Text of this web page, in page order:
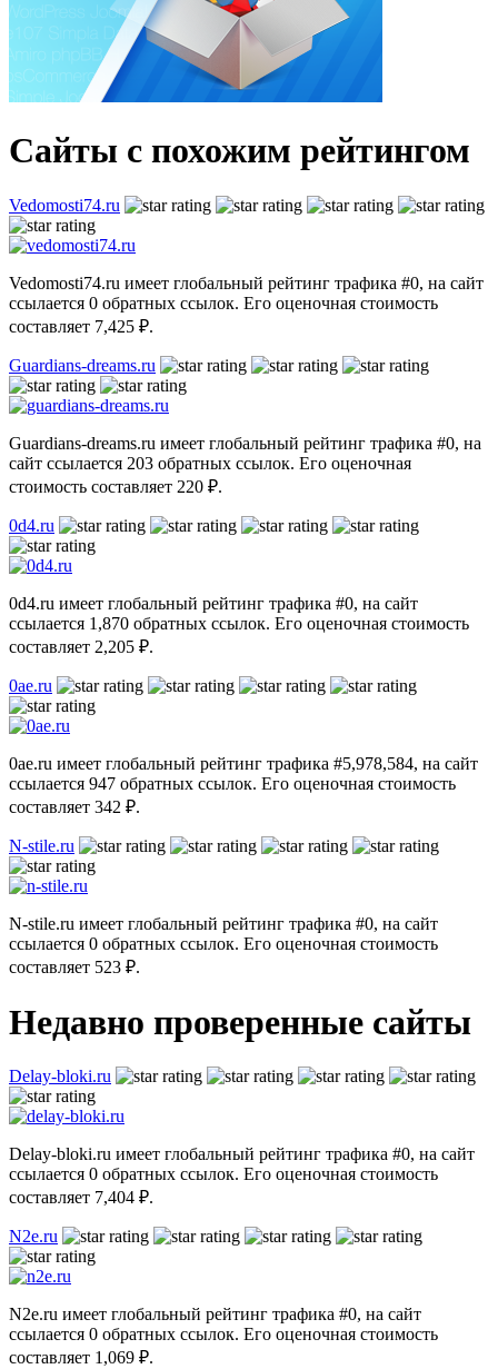
Сайты с похожим рейтингом
Vedomosti74.ru
Vedomosti74.ru имеет глобальный рейтинг трафика #0, на сайт
ссылается 0 обратных ссылок. Его оценочная стоимость
составляет 7,425 ₽.
Guardians-dreams.ru
Guardians-dreams.ru имеет глобальный рейтинг трафика #0, на
сайт ссылается 203 обратных ссылок. Его оценочная
стоимость составляет 220 ₽.
0d4.ru
0d4.ru имеет глобальный рейтинг трафика #0, на сайт
ссылается 1,870 обратных ссылок. Его оценочная стоимость
составляет 2,205 ₽.
0ae.ru
0ae.ru имеет глобальный рейтинг трафика #5,978,584, на сайт
ссылается 947 обратных ссылок. Его оценочная стоимость
составляет 342 ₽.
N-stile.ru
N-stile.ru имеет глобальный рейтинг трафика #0, на сайт
ссылается 0 обратных ссылок. Его оценочная стоимость
составляет 523 ₽.
Недавно проверенные сайты
Delay-bloki.ru
Delay-bloki.ru имеет глобальный рейтинг трафика #0, на сайт
ссылается 0 обратных ссылок. Его оценочная стоимость
составляет 7,404 ₽.
N2e.ru
N2e.ru имеет глобальный рейтинг трафика #0, на сайт
ссылается 0 обратных ссылок. Его оценочная стоимость
составляет 1,069 ₽.